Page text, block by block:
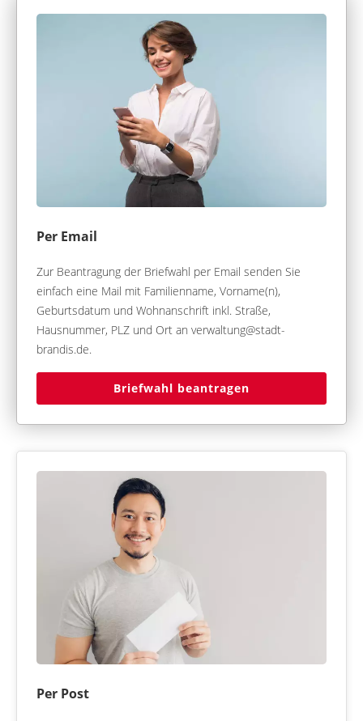
Per Email
Zur Beantragung der Briefwahl per Email senden Sie
einfach eine Mail mit Familienname, Vorname(n),
Geburtsdatum und Wohnanschrift inkl. Straße,
Hausnummer, PLZ und Ort an verwaltung@stadt-
brandis.de.
Briefwahl beantragen
Per Post